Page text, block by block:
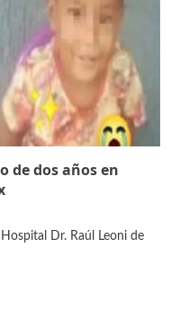
de dos años en
Dr. Raúl Leoni de